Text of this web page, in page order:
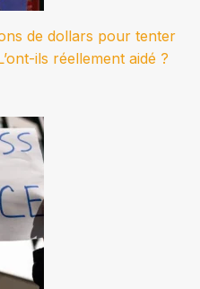
de dollars pour tenter
ils réellement aidé ?